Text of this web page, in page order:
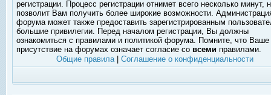
регистрации. Процесс регистрации отнимет всего несколько минут,
позволит Вам получить более широкие возможности.
форума может также предоставить зарегистрированным
большие привилегии. Перед началом регистрации, Вы должны
ознакомиться с правилами и политикой форума. Помните, что Ваше
присутствие на форумах означает согласие со всеми правилами.
Общие правила| Соглашение о конфиденциальности